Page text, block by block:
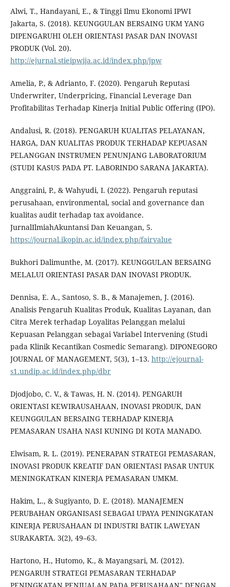
Alwi, T., Handayani, E., & Tinggi Ilmu Ekonomi IPWI
Jakarta, S. (2018). KEUNGGULAN BERSAING UKM YANG
DIPENGARUHI OLEH ORIENTASI PASAR DAN INOVASI
PRODUK (Vol. 20).
http://ejurnal.stieipwija.ac.id/index.php/jpw
Amelia, P., & Adrianto, F. (2020). Pengaruh Reputasi
Underwriter, Underpricing, Financial Leverage Dan
Profitabilitas Terhadap Kinerja Initial Public Offering (IPO).
Andalusi, R. (2018). PENGARUH KUALITAS PELAYANAN,
HARGA, DAN KUALITAS PRODUK TERHADAP KEPUASAN
PELANGGAN INSTRUMEN PENUNJANG LABORATORIUM
(STUDI KASUS PADA PT. LABORINDO SARANA JAKARTA).
Anggraini, P., & Wahyudi, I. (2022). Pengaruh reputasi
perusahaan, environmental, social and governance dan
kualitas audit terhadap tax avoidance.
JurnalIlmiahAkuntansi Dan Keuangan, 5.
https://journal.ikopin.ac.id/index.php/fairvalue
Bukhori Dalimunthe, M. (2017). KEUNGGULAN BERSAING
MELALUI ORIENTASI PASAR DAN INOVASI PRODUK.
Dennisa, E. A., Santoso, S. B., & Manajemen, J. (2016).
Analisis Pengaruh Kualitas Produk, Kualitas Layanan, dan
Citra Merek terhadap Loyalitas Pelanggan melalui
Kepuasan Pelanggan sebagai Variabel Intervening (Studi
pada Klinik Kecantikan Cosmedic Semarang). DIPONEGORO
JOURNAL OF MANAGEMENT, 5(3), 1–13. http://ejournal-
s1.undip.ac.id/index.php/dbr
Djodjobo, C. V., & Tawas, H. N. (2014). PENGARUH
ORIENTASI KEWIRAUSAHAAN, INOVASI PRODUK, DAN
KEUNGGULAN BERSAING TERHADAP KINERJA
PEMASARAN USAHA NASI KUNING DI KOTA MANADO.
Elwisam, R. L. (2019). PENERAPAN STRATEGI PEMASARAN,
INOVASI PRODUK KREATIF DAN ORIENTASI PASAR UNTUK
MENINGKATKAN KINERJA PEMASARAN UMKM.
Hakim, L., & Sugiyanto, D. E. (2018). MANAJEMEN
PERUBAHAN ORGANISASI SEBAGAI UPAYA PENINGKATAN
KINERJA PERUSAHAAN DI INDUSTRI BATIK LAWEYAN
SURAKARTA. 3(2), 49–63.
Hartono, H., Hutomo, K., & Mayangsari, M. (2012).
PENGARUH STRATEGI PEMASARAN TERHADAP